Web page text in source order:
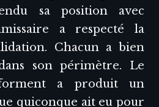
sa position avec
a respecté la
Chacun a bien
son périmètre. Le
a produit un
quiconque ait eu pour